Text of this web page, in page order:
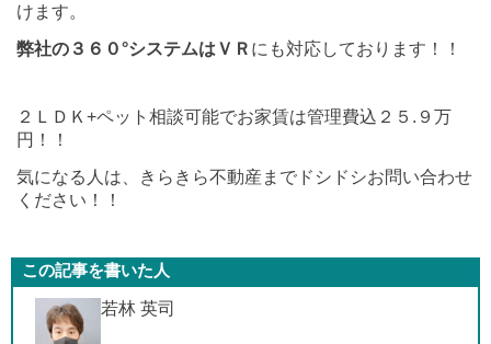
けます。
弊社の３６０°システムはＶＲ にも対応しております！！
２ＬＤＫ+ペット相談可能でお家賃は管理費込２５.９万
円！！
気になる人は、きらきら不動産までドシドシお問い合わせ
ください！！
この記事を書いた人
若林 英司